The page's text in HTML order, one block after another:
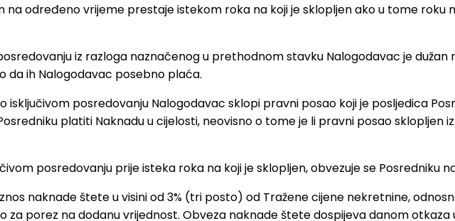
određeno vrijeme prestaje istekom roka na koji je sklopljen ako u tome roku
iz razloga naznačenog u prethodnom stavku Nalogodavac je dužan
da ih Nalogodavac posebno plaća.
posredovanju Nalogodavac sklopi pravni posao koji je posljedica
platiti Naknadu u cijelosti, neovisno o tome je li pravni posao sklopljen
posredovanju prije isteka roka na koji je sklopljen, obvezuje se Posredniku
naknade štete u visini od 3% (tri posto) od Tražene cijene nekretnine,
za porez na dodanu vrijednost. Obveza naknade štete dospijeva danom